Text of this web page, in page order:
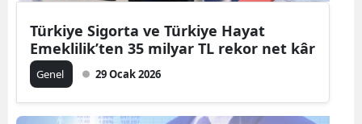
Türkiye Sigorta ve Türkiye Hayat
Emeklilik’ten 35 milyar TL rekor net kâr
Genel 29 Ocak 2026